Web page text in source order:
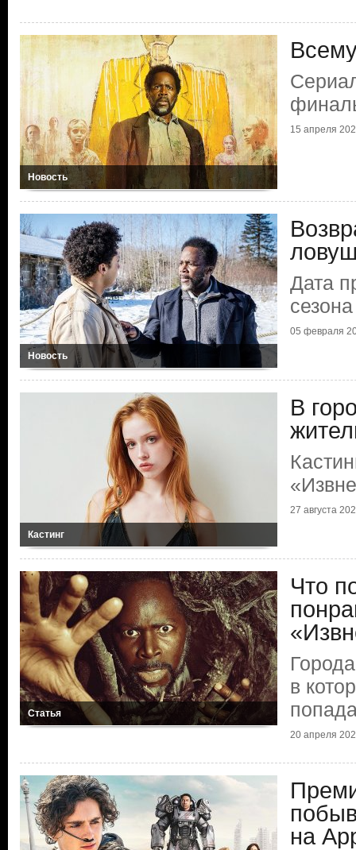
Новость
15 апреля
Новость
Дата
05 февраля
Кастинг
В
27 августа
Статья
Что
в
20 апреля
на